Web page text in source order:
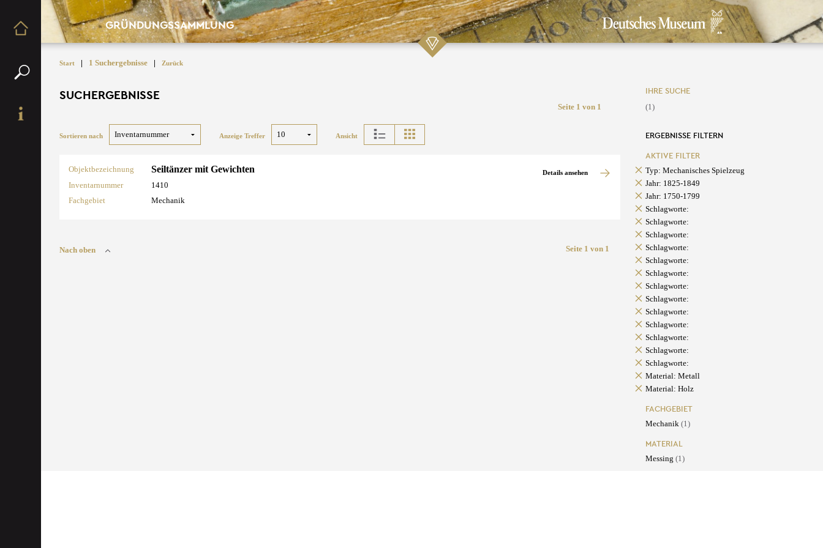
GRÜNDUNGSSAMMLUNG
Start | 1 Suchergebnisse | Zurück
SUCHERGEBNISSE
Seite 1 von 1
Sortieren nach Anzeige Treffer Ansicht
Objektbezeichnung Seiltänzer mit Gewichten
Inventarnummer
1410
Fachgebiet
Mechanik
Details ansehen
Nach oben Seite 1 von 1
IHRE SUCHE
(1)
ERGEBNISSE FILTERN
AKTIVE FILTER
Typ: Mechanisches Spielzeug
Jahr: 1825-1849
Jahr: 1750-1799
Schlagworte:
Schlagworte:
Schlagworte:
Schlagworte:
Schlagworte:
Schlagworte:
Schlagworte:
Schlagworte:
Schlagworte:
Schlagworte:
Schlagworte:
Schlagworte:
Schlagworte:
Material: Metall
Material: Holz
FACHGEBIET
Mechanik (1)
MATERIAL
Messing (1)